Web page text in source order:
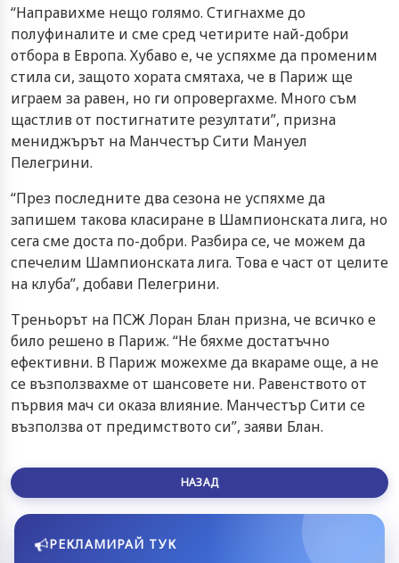
“Направихме нещо голямо. Стигнахме до
полуфиналите и сме сред четирите най-добри
отбора в Европа. Хубаво е, че успяхме да променим
стила си, защото хората смятаха, че в Париж ще
играем за равен, но ги опровергахме. Много съм
щастлив от постигнатите резултати”, призна
мениджърът на Манчестър Сити Мануел
Пелегрини.
“През последните два сезона не успяхме да
запишем такова класиране в Шампионската лига, но
сега сме доста по-добри. Разбира се, че можем да
спечелим Шампионската лига. Това е част от целите
на клуба”, добави Пелегрини.
Треньорът на ПСЖ Лоран Блан призна, че всичко е
било решено в Париж. “Не бяхме достатъчно
ефективни. В Париж можехме да вкараме още, а не
се възползвахме от шансовете ни. Равенството от
първия мач си оказа влияние. Манчестър Сити се
възползва от предимството си”, заяви Блан.
НАЗАД
РЕКЛАМИРАЙ ТУК